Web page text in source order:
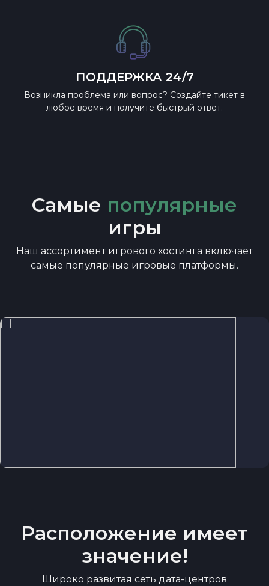
ПОДДЕРЖКА 24/7
Возникла проблема или вопрос? Создайте тикет в
любое время и получите быстрый ответ.
Самые популярные
игры
Наш ассортимент игрового хостинга включает
самые популярные игровые платформы.
Расположение имеет
значение!
Широко развитая сеть дата-центров